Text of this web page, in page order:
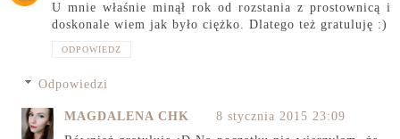
U mnie właśnie minął rok od rozstania z prostownicą i
doskonale wiem jak było ciężko. Dlatego też gratuluję :)
ODPOWIEDZ
Odpowiedzi
MAGDALENA CHK
8 stycznia 2015 23:09